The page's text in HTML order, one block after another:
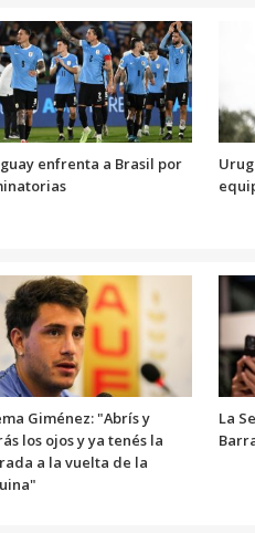
enfrenta a Brasil por
Giménez: "Abrís y
los ojos y ya tenés la
a la vuelta de la
La